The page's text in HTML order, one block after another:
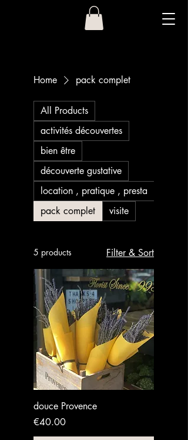
Home pack complet
All Products
activités découvertes
bien être
découverte gustative
location , pratique , presta
pack complet
visite
5 products Filter & Sort
douce Provence
Price
€40.00